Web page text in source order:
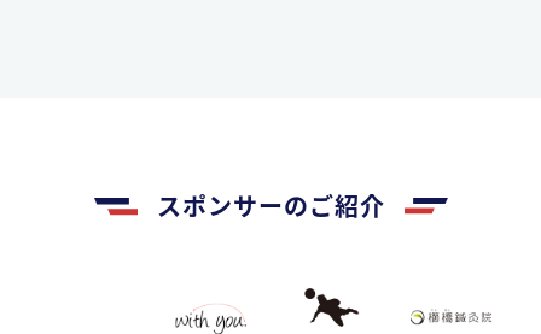
スポンサーのご紹介